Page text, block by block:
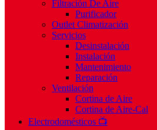
Filtración De Aire
Purificador
Outlet Climatización
Servicios
Desinstalación
Instalación
Mantenimiento
Reparación
Ventilación
Cortina de Aire
Cortina de Aire-Cal
Electrodomésticos 📺